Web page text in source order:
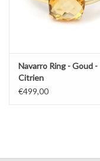
Navarro Ring - Goud -
Citrien
€499,00